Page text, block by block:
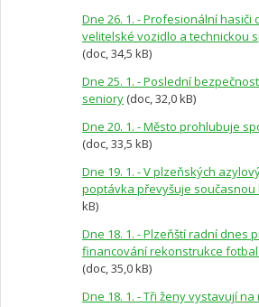
Dne 26. 1. - Profesionální hasiči
velitelské vozidlo a technickou
(doc, 34,5 kB)
Dne 25. 1. - Poslední
seniory (doc, 32,0 kB)
Dne 20. 1. - Město prohlubuje
(doc, 33,5 kB)
Dne 19. 1. - V plzeňských
poptávka převyšuje současnou
kB)
Dne 18. 1. - Plzeňští radní dnes
financování rekonstrukce
(doc, 35,0 kB)
Dne 18. 1. - Tři ženy vystavují